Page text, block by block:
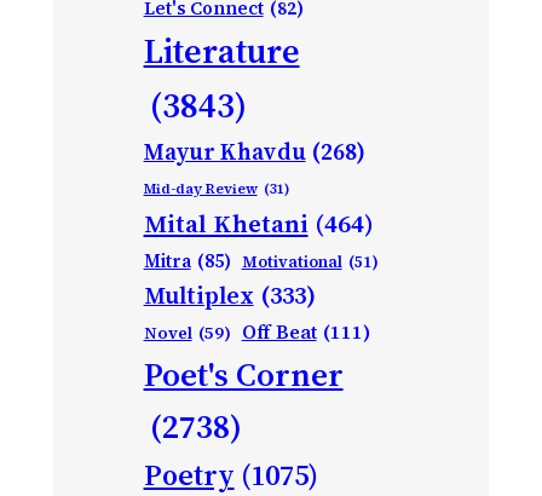
Let's Connect (82)
Literature
(3843)
Mayur Khavdu (268)
Mid-day Review (31)
Mital Khetani (464)
Mitra (85) Motivational (51)
Multiplex (333)
Novel (59) Off Beat (111)
Poet's Corner
(2738)
Poetry (1075)